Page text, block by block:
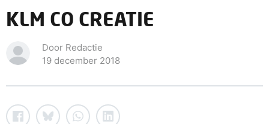
KLM CO CREATIE
Door Redactie
19 december 2018